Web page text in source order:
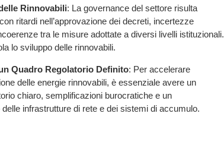
Rinnovabili: La governance del settore risulta
ritardi nell’approvazione dei decreti, incertezze
tra le misure adottate a diversi livelli istituzionali.
lo sviluppo delle rinnovabili.
Quadro Regolatorio Definito: Per accelerare
delle energie rinnovabili, è essenziale avere un
chiaro, semplificazioni burocratiche e un
infrastrutture di rete e dei sistemi di accumulo.